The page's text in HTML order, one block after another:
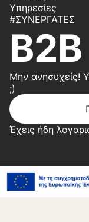
Υπηρεσίες
#ΣΥΝΕΡΓΆΤΕΣ
B2B
Μην ανησυχείς!
;)
Έχεις ήδη
Copyright